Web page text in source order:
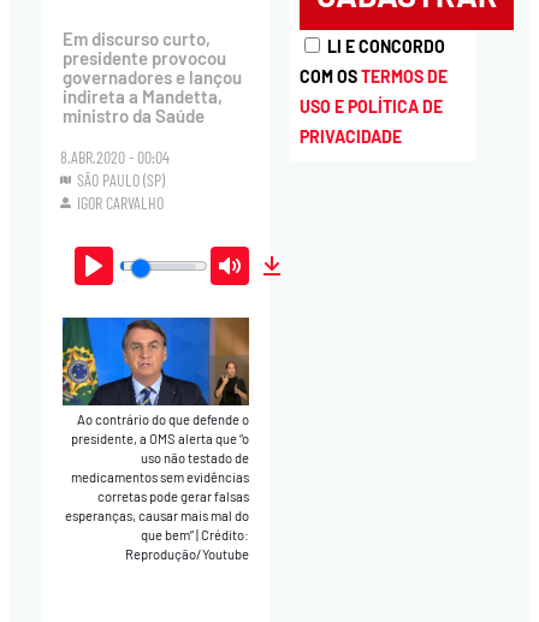
Em discurso curto,
presidente provocou
governadores e lançou
indireta a Mandetta,
ministro da Saúde
8.ABR.2020 - 00:04
SÃO PAULO (SP)
IGOR CARVALHO
Play Mute
Ao contrário do que defende o
presidente, a OMS alerta que “o
uso não testado de
medicamentos sem evidências
corretas pode gerar falsas
esperanças, causar mais mal do
que bem”|Crédito:
Reprodução/Youtube
LI E CONCORDO
COM OSTERMOS DE
USO E POLÍTICA DE
PRIVACIDADE